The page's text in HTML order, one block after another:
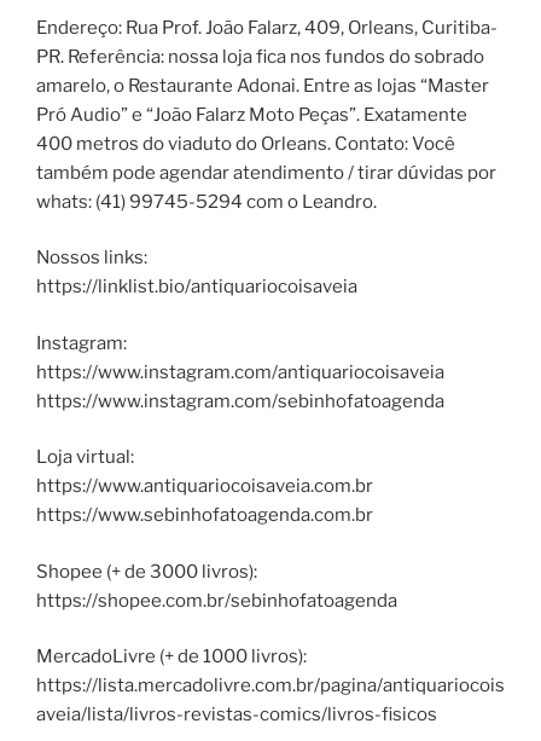
Endereço: Rua Prof. João Falarz, 409, Orleans, Curitiba-
PR. Referência: nossa loja fica nos fundos do sobrado
amarelo, o Restaurante Adonai. Entre as lojas “Master
Pró Audio” e “João Falarz Moto Peças”. Exatamente
400 metros do viaduto do Orleans. Contato: Você
também pode agendar atendimento / tirar dúvidas por
whats: (41) 99745-5294 com o Leandro.
Nossos links:
https://linklist.bio/antiquariocoisaveia
Instagram:
https://www.instagram.com/antiquariocoisaveia
https://www.instagram.com/sebinhofatoagenda
Loja virtual:
https://www.antiquariocoisaveia.com.br
https://www.sebinhofatoagenda.com.br
Shopee (+ de 3000 livros):
https://shopee.com.br/sebinhofatoagenda
MercadoLivre (+ de 1000 livros):
https://lista.mercadolivre.com.br/pagina/antiquariocois
aveia/lista/livros-revistas-comics/livros-fisicos